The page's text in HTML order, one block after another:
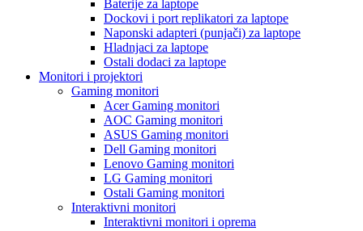
Baterije za laptope
Dockovi i port replikatori za laptope
Naponski adapteri (punjači) za laptope
Hladnjaci za laptope
Ostali dodaci za laptope
Monitori i projektori
Gaming monitori
Acer Gaming monitori
AOC Gaming monitori
ASUS Gaming monitori
Dell Gaming monitori
Lenovo Gaming monitori
LG Gaming monitori
Ostali Gaming monitori
Interaktivni monitori
Interaktivni monitori i oprema